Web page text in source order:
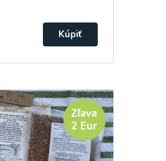
Kúpiť
Zľava
2 Eur